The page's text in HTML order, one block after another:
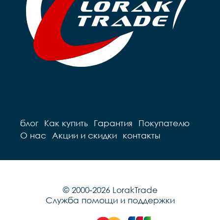
блог Как купить Гарантия
Покупателю
О нас
Акции и скидки контакты
© 2000-2026 LorakTrade
Служба помощи и поддержки